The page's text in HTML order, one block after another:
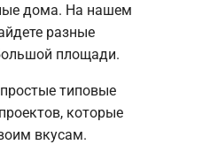
дома. На нашем
разные
площади.
типовые
которые
вкусам.